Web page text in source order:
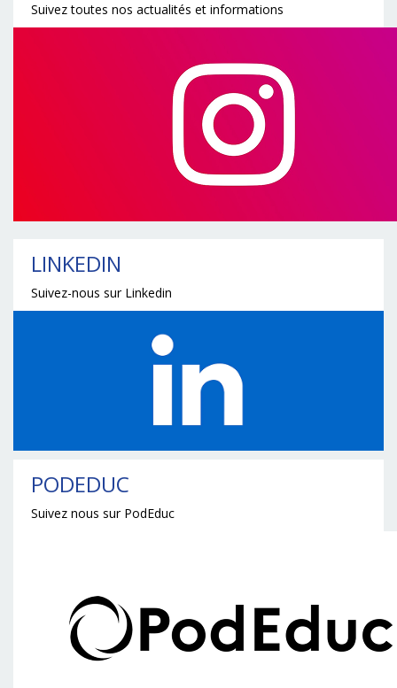
Suivez toutes nos actualités et informations
LINKEDIN
Suivez-nous sur Linkedin
PODEDUC
Suivez nous sur PodEduc